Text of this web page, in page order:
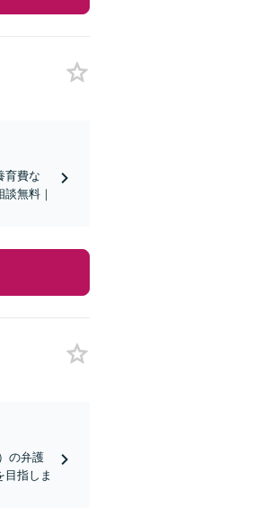
育費な
無料｜
の弁護
指しま